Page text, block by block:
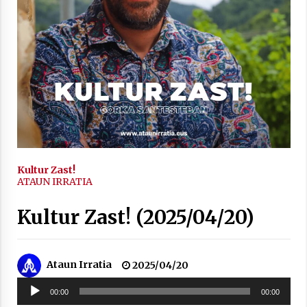
inguruko tailerraren audioa
2021/11/25
Mahai-ingurua: irratia, podcastak
eta ondoren zer?
2021/11/12
esker guztioi!
2021/11/11
Kultur Zast!
ATAUN IRRATIA
Kultur Zast! (2025/04/20)
Ataun Irratia
2025/04/20
Soinu
erreproduzigailua
00:00 00:00